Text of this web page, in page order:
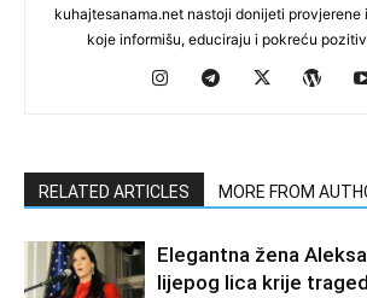
kuhajtesanama.net nastoji donijeti provjerene
koje informišu, educiraju i pokreću
RELATED ARTICLES MORE FROM
Elegantna žena
lijepog lica krije